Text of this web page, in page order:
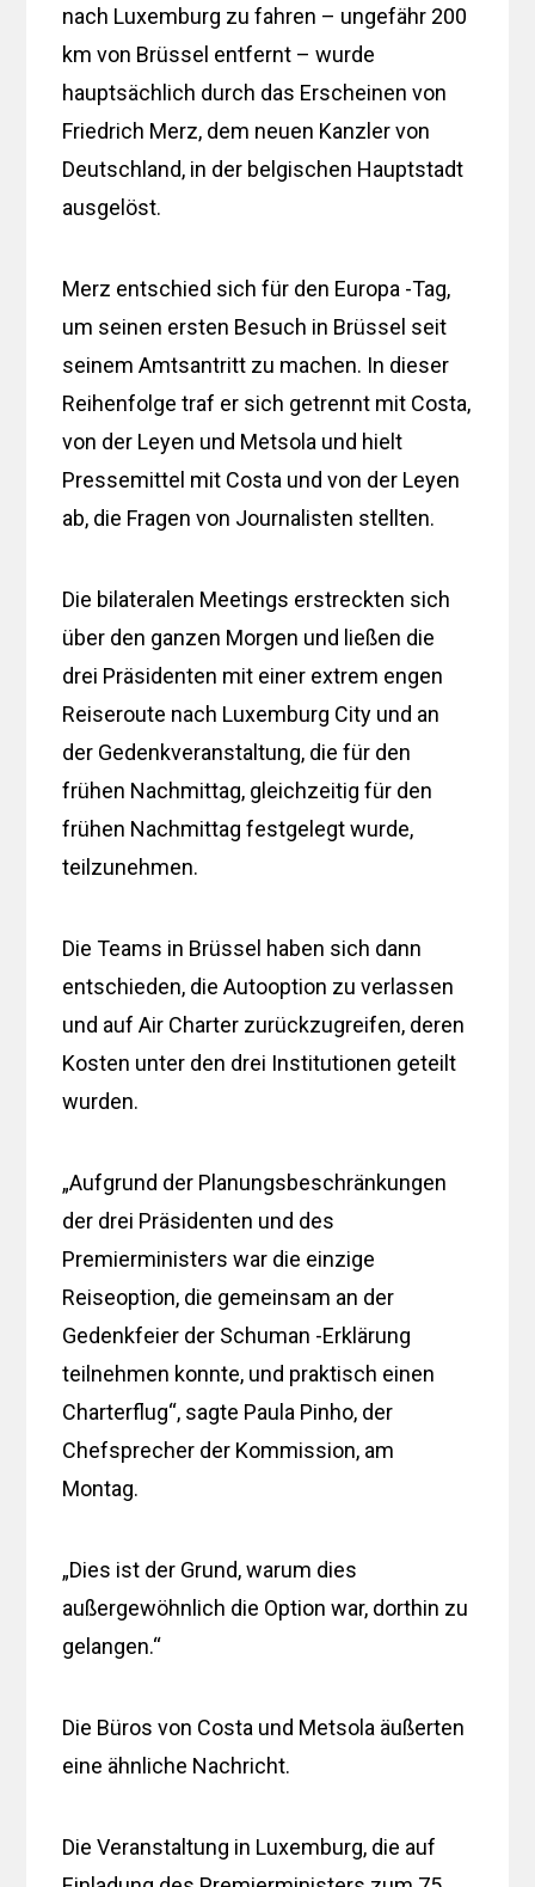
nach Luxemburg zu fahren – ungefähr 200
km von Brüssel entfernt – wurde
hauptsächlich durch das Erscheinen von
Friedrich Merz, dem neuen Kanzler von
Deutschland, in der belgischen Hauptstadt
ausgelöst.
Merz entschied sich für den Europa -Tag,
um seinen ersten Besuch in Brüssel seit
seinem Amtsantritt zu machen. In dieser
Reihenfolge traf er sich getrennt mit Costa,
von der Leyen und Metsola und hielt
Pressemittel mit Costa und von der Leyen
ab, die Fragen von Journalisten stellten.
Die bilateralen Meetings erstreckten sich
über den ganzen Morgen und ließen die
drei Präsidenten mit einer extrem engen
Reiseroute nach Luxemburg City und an
der Gedenkveranstaltung, die für den
frühen Nachmittag, gleichzeitig für den
frühen Nachmittag festgelegt wurde,
teilzunehmen.
Die Teams in Brüssel haben sich dann
entschieden, die Autooption zu verlassen
und auf Air Charter zurückzugreifen, deren
Kosten unter den drei Institutionen geteilt
wurden.
„Aufgrund der Planungsbeschränkungen
der drei Präsidenten und des
Premierministers war die einzige
Reiseoption, die gemeinsam an der
Gedenkfeier der Schuman -Erklärung
teilnehmen konnte, und praktisch einen
Charterflug“, sagte Paula Pinho, der
Chefsprecher der Kommission, am
Montag.
„Dies ist der Grund, warum dies
außergewöhnlich die Option war, dorthin zu
gelangen.“
Die Büros von Costa und Metsola äußerten
eine ähnliche Nachricht.
Die Veranstaltung in Luxemburg, die auf